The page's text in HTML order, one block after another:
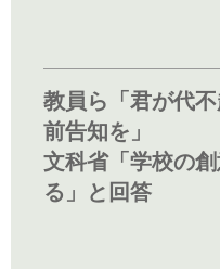
教員ら「君が代
前告知を」
文科省「学校の
る」と回答